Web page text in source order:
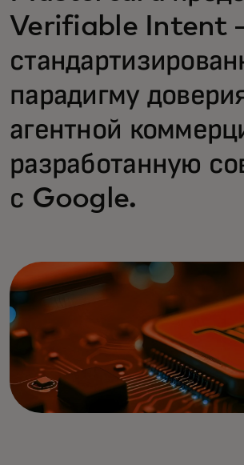
Verifiable Intent
парадигму
агентной
разработанную
с Google.